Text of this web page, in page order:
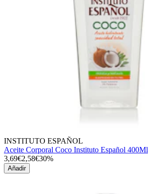
INSTITUTO ESPAÑOL
Aceite Corporal Coco Instituto Español 400Ml
3,69€2,58€30%
Añadir